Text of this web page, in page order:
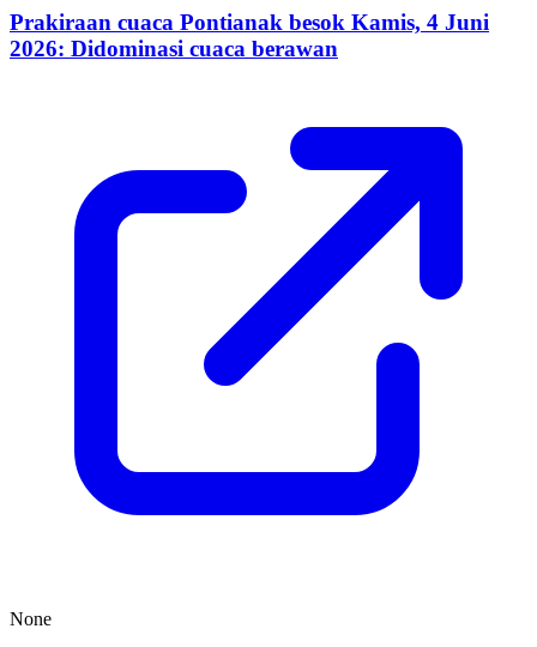
Prakiraan cuaca Pontianak besok Kamis, 4 Juni
2026: Didominasi cuaca berawan
None